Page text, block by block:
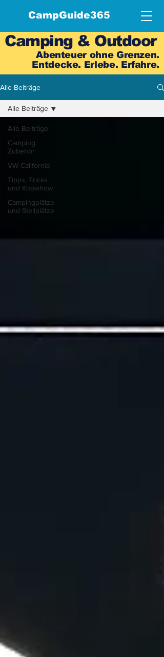
CampGuide365
Camping & Outdoor
Abenteuer ohne Grenzen.
Entdecke. Erlebe. Erfahre.
Alle Beiträge
Alle Beiträge
Camping
Zubehör
VW California
Tipps, Tricks
und Knowhow
Campingplätze
und Stellplätze
Alle Beiträge